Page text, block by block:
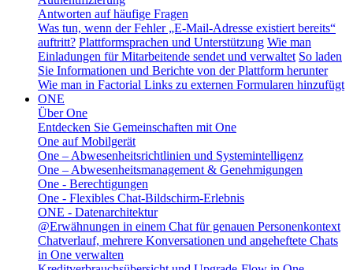
Antworten auf häufige Fragen
Was tun, wenn der Fehler „E-Mail-Adresse existiert bereits“
auftritt? Plattformsprachen und Unterstützung Wie man
Einladungen für Mitarbeitende sendet und verwaltet So laden
Sie Informationen und Berichte von der Plattform herunter
Wie man in Factorial Links zu externen Formularen hinzufügt
ONE
Über One
Entdecken Sie Gemeinschaften mit One
One auf Mobilgerät
One – Abwesenheitsrichtlinien und Systemintelligenz
One – Abwesenheitsmanagement & Genehmigungen
One - Berechtigungen
One - Flexibles Chat-Bildschirm-Erlebnis
ONE - Datenarchitektur
@Erwähnungen in einem Chat für genauen Personenkontext
Chatverlauf, mehrere Konversationen und angeheftete Chats
in One verwalten